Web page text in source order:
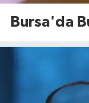
Bursa'da